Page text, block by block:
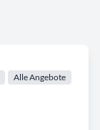
Alle Angebote